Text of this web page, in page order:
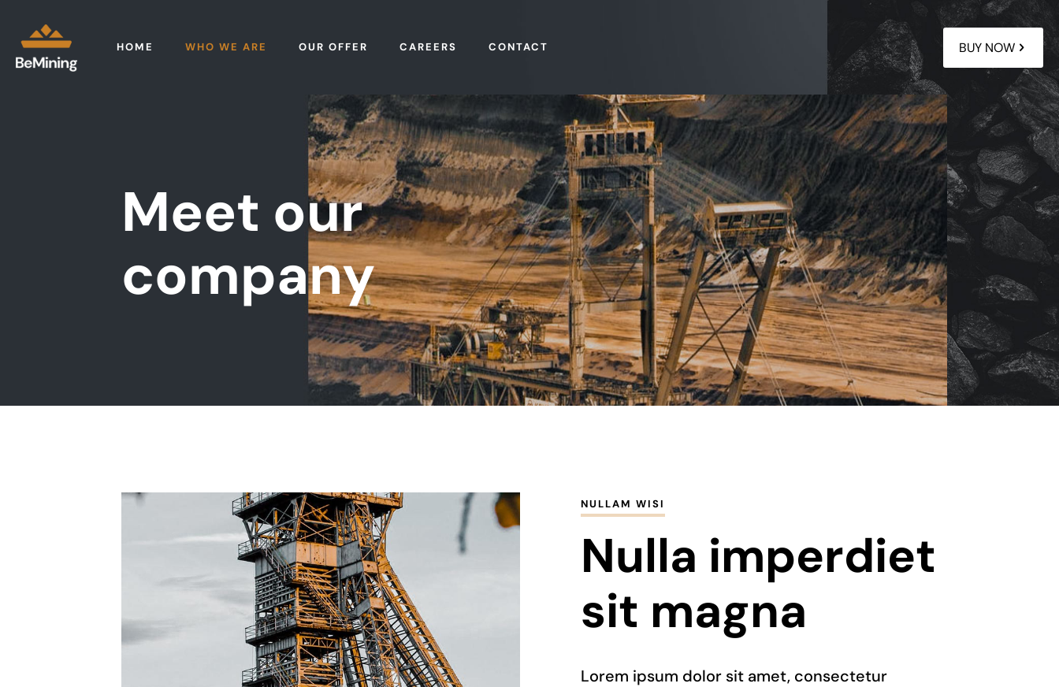
HOME WHO WE ARE OUR OFFER CAREERS CONTACT BUY NOW
Meet our
company
NULLAM WISI
Nulla imperdiet
sit magna
Lorem ipsum dolor sit amet, consectetur